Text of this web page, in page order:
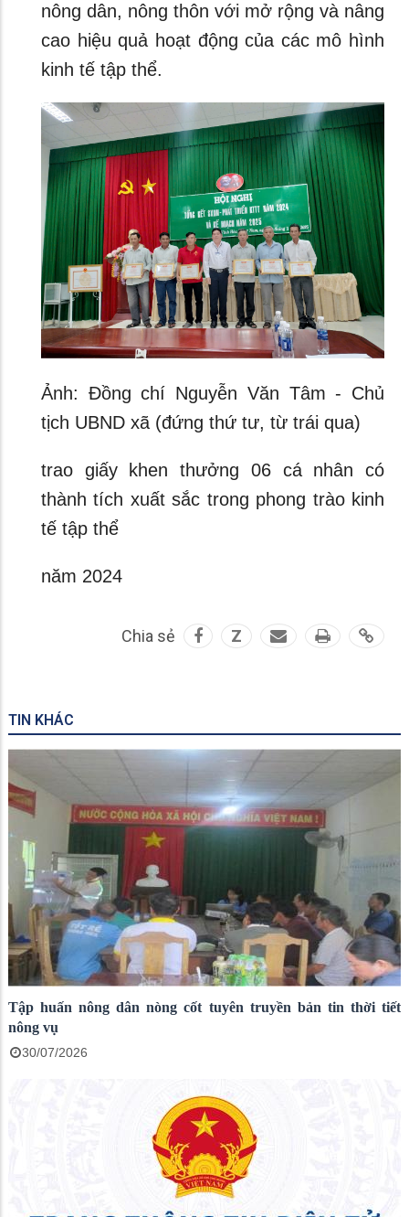
nông dân, nông thôn với mở rộng và nâng
cao hiệu quả hoạt động của các mô hình
kinh tế tập thể.
Ảnh: Đồng chí Nguyễn Văn Tâm - Chủ
tịch UBND xã (đứng thứ tư, từ trái qua)
trao giấy khen thưởng 06 cá nhân có
thành tích xuất sắc trong phong trào kinh
tế tập thể
năm 2024
Chia sẻ Z
TIN KHÁC
Tập huấn nông dân nòng cốt tuyên truyền bản tin thời tiết
nông vụ
30/07/2026